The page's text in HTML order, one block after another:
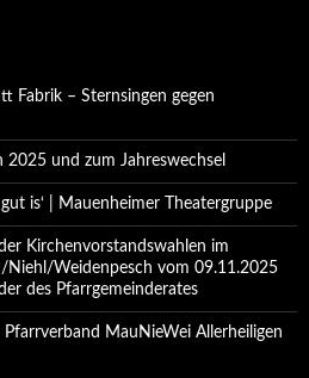
Fabrik – Sternsingen gegen
und zum Jahreswechsel
is‘ | Mauenheimer Theatergruppe
Kirchenvorstandswahlen im
Niehl/Weidenpesch vom 09.11.2025
des Pfarrgemeinderates
MauNieWei Allerheiligen